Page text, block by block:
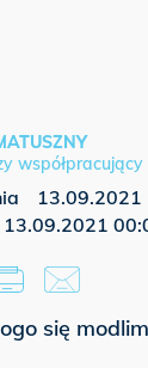
się
współpracujący
13.09.2021
13.09.2021